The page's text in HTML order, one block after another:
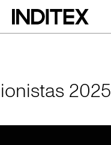
2025
2025